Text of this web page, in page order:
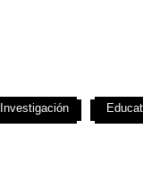
Investigación